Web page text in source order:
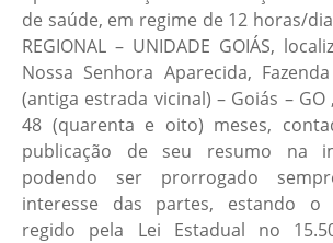
de saúde, em regime de 12 horas/
REGIONAL – UNIDADE GOIÁS,
Nossa Senhora Aparecida,
(antiga estrada vicinal) – Goiás –
48 (quarenta e oito) meses,
publicação de seu resumo na
podendo ser prorrogado
interesse das partes, estando o
regido pela Lei Estadual no